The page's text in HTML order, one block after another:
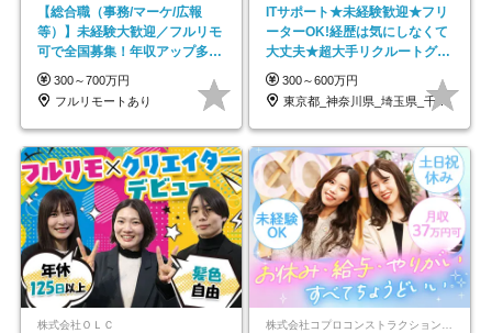
【総合職（事務/マーケ/広報
等）】未経験大歓迎／フルリモ
可で全国募集！年収アップ多数
★年休最大130日★
300～700万円
フルリモートあり
ITサポート★未経験歓迎★フリ
ーターOK!経歴は気にしなくて
大丈夫★超大手リクルートグル
ープの正社員/sg
300～600万円
東京都_神奈川県_埼玉県_千葉県_大阪府…
株式会社ＯＬＣ